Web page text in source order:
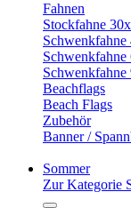
Fahnen
Stockfahne
Schwenkfahne
Schwenkfahne
Beachflags
Beach Flags
Zubehör
Banner /
Sommer
Zur Kategorie